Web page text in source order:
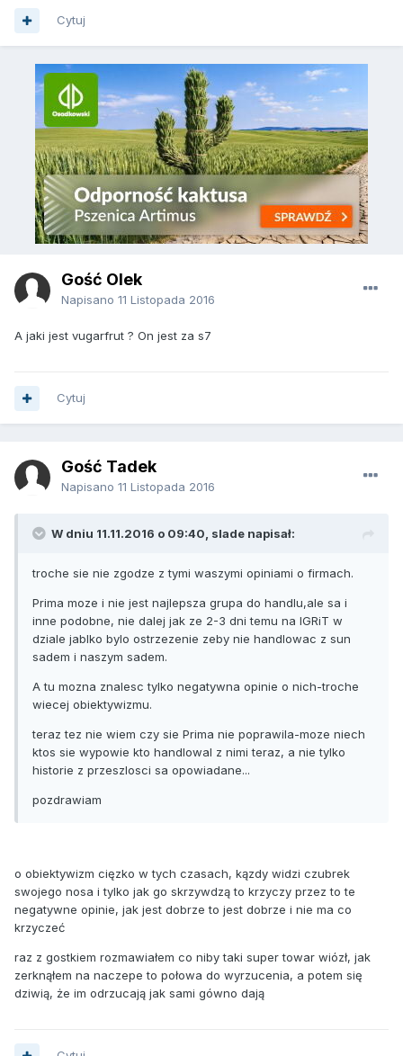
Cytuj
Gość Olek
Napisano 11 Listopada 2016
A jaki jest vugarfrut ? On jest za s7
Cytuj
Gość Tadek
Napisano 11 Listopada 2016
W dniu 11.11.2016 o 09:40, slade napisał:
troche sie nie zgodze z tymi waszymi opiniami o firmach.
Prima moze i nie jest najlepsza grupa do handlu,ale sa i
inne podobne, nie dalej jak ze 2-3 dni temu na IGRiT w
dziale jablko bylo ostrzezenie zeby nie handlowac z sun
sadem i naszym sadem.
A tu mozna znalesc tylko negatywna opinie o nich-troche
wiecej obiektywizmu.
teraz tez nie wiem czy sie Prima nie poprawila-moze niech
ktos sie wypowie kto handlowal z nimi teraz, a nie tylko
historie z przeszlosci sa opowiadane...
pozdrawiam
o obiektywizm cięzko w tych czasach, kązdy widzi czubrek
swojego nosa i tylko jak go skrzywdzą to krzyczy przez to te
negatywne opinie, jak jest dobrze to jest dobrze i nie ma co
krzyczeć
raz z gostkiem rozmawiałem co niby taki super towar wiózł, jak
zerknąłem na naczepe to połowa do wyrzucenia, a potem się
dziwią, że im odrzucają jak sami gówno dają